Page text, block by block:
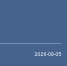
2026-08-05